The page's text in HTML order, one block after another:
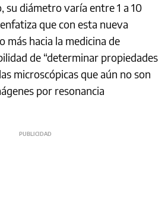
su diámetro varía entre 1 a 10
que con esta nueva
más hacia la medicina de
de “determinar propiedades
microscópicas que aún no son
por resonancia